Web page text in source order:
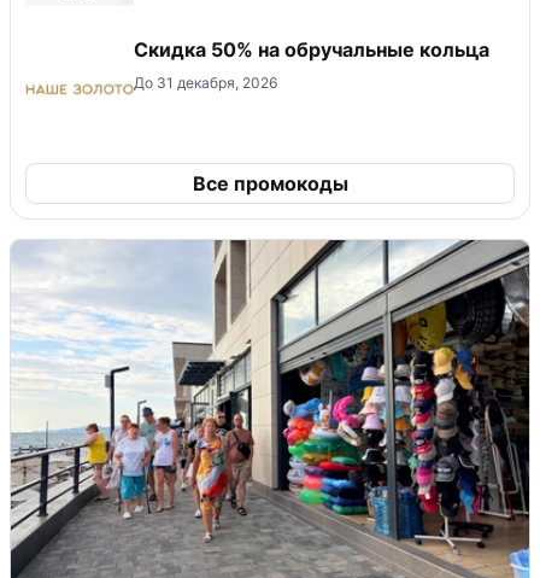
Скидка 50% на обручальные кольца
До 31 декабря, 2026
Все промокоды